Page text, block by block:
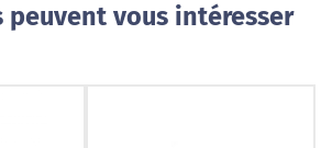
peuvent vous intéresser